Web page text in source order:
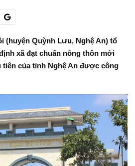
(huyện Quỳnh Lưu, Nghệ An) tổ
xã đạt chuẩn nông thôn mới
tiên của tỉnh Nghệ An được công